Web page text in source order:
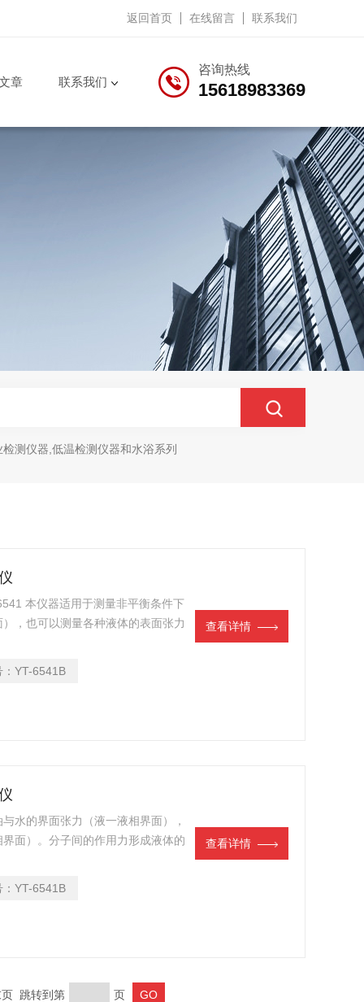
返回首页 在线留言 联系我们
咨询热线
15618983369
章 联系我们
测仪器,低温检测仪器和水浴系列
本仪器适用于测量非平衡条件下
，也可以测量各种液体的表面张力
：YT-6541B
查看详情
水的界面张力（液一液相界面），
面）。分子间的作用力形成液体的
：YT-6541B
查看详情
跳转到第 页